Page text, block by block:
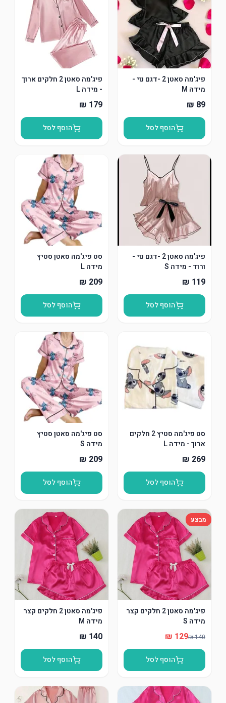
פיג'מה סאטן 2 -דגם נוי -
מידה M
הוסף לסל
פיג'מה סאטן 2 חלקים ארוך
- מידה L
הוסף לסל
פיג'מה סאטן 2 -דגם נוי -
ורוד - מידה S
הוסף לסל
סט פיג'מה סאטן סטיץ
מידה L
הוסף לסל
סט פיג'מה סטיץ 2 חלקים
ארוך - מידה L
הוסף לסל
סט פיג'מה סאטן סטיץ
מידה S
הוסף לסל
מבצע
פיג'מה סאטן 2 חלקים קצר
מידה S
הוסף לסל
פיג'מה סאטן 2 חלקים קצר
מידה M
הוסף לסל